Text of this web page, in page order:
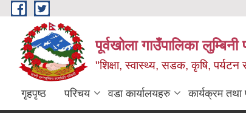
Skip to main content
पूर्वखोला गाउँपालिका
"शिक्षा, स्वास्थ्य, सडक, कृषि, पर्यटन
गृहपृष्ठ परिचय वडा कार्यालयहरु कार्यक्रम तथा